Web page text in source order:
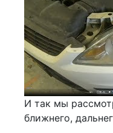
И так мы
ближнего,